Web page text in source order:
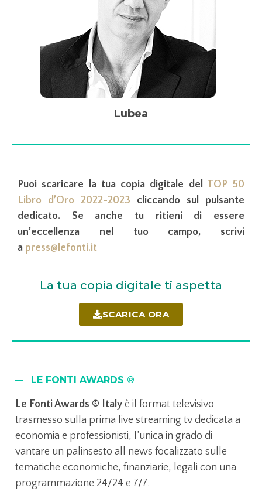
Lubea
Puoi scaricare la tua copia digitale del TOP 50
Libro d’Oro 2022-2023 cliccando sul pulsante
dedicato. Se anche tu ritieni di essere
un’eccellenza nel tuo campo, scrivi
a press@lefonti.it
La tua copia digitale ti aspetta
SCARICA ORA
LE FONTI AWARDS ®
Le Fonti Awards ® Italy è il format televisivo
trasmesso sulla prima live streaming tv dedicata a
economia e professionisti, l’unica in grado di
vantare un palinsesto all news focalizzato sulle
tematiche economiche, finanziarie, legali con una
programmazione 24/24 e 7/7.